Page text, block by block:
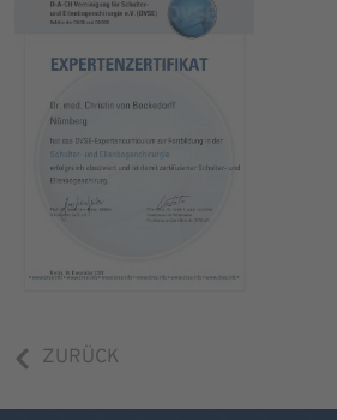
ZURÜCK